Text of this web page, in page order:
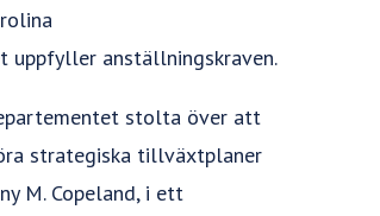
uppfyller anställningskraven.
stolta över att
strategiska tillväxtplaner
M. Copeland, i ett